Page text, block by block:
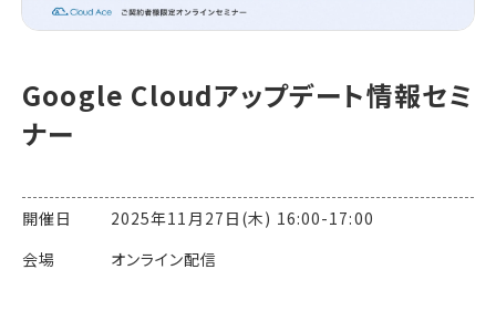
Google Cloudアップデート情報セミ
ナー
開催日 2025年11月27日(木) 16:00-17:00
会場 オンライン配信